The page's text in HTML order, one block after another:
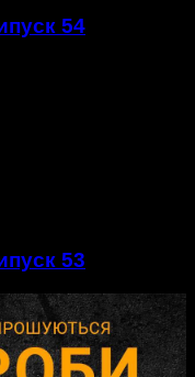
54
53